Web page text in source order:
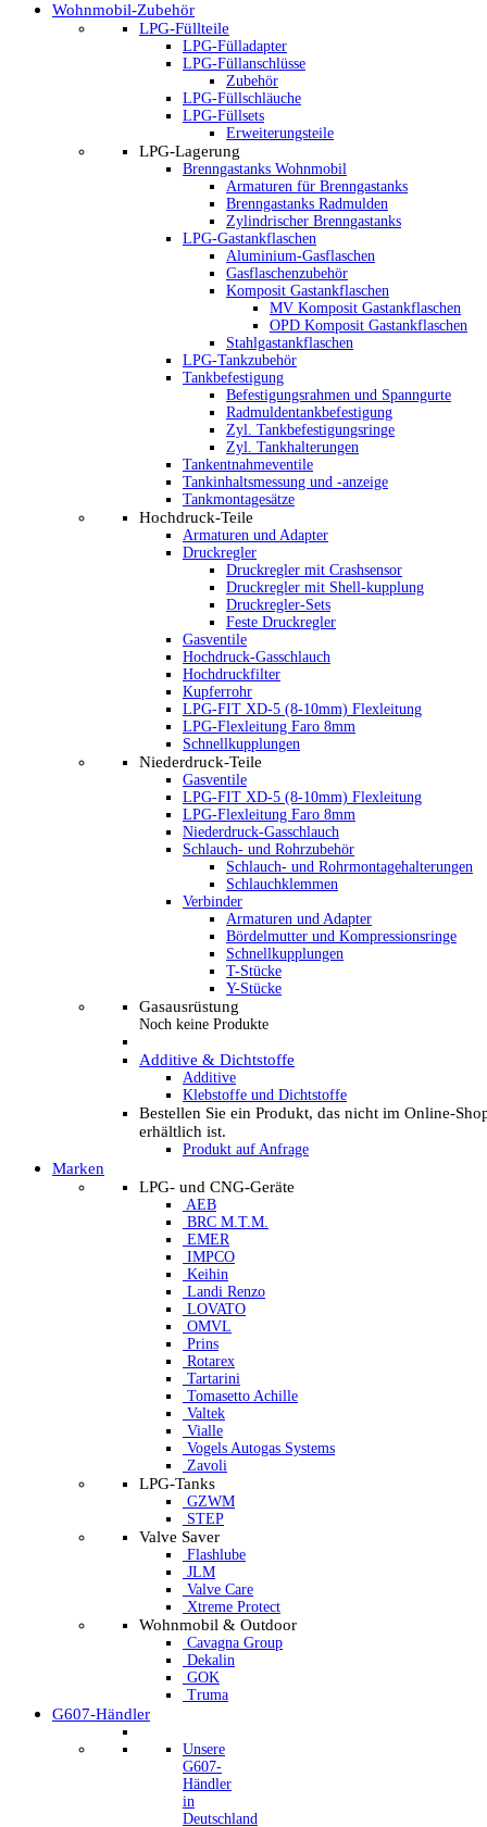
Wohnmobil-Zubehör
LPG-Füllteile
LPG-Fülladapter
LPG-Füllanschlüsse
Zubehör
LPG-Füllschläuche
LPG-Füllsets
Erweiterungsteile
LPG-Lagerung
Brenngastanks Wohnmobil
Armaturen für Brenngastanks
Brenngastanks Radmulden
Zylindrischer Brenngastanks
LPG-Gastankflaschen
Aluminium-Gasflaschen
Gasflaschenzubehör
Komposit Gastankflaschen
MV Komposit Gastankflaschen
OPD Komposit Gastankflaschen
Stahlgastankflaschen
LPG-Tankzubehör
Tankbefestigung
Befestigungsrahmen und Spanngurte
Radmuldentankbefestigung
Zyl. Tankbefestigungsringe
Zyl. Tankhalterungen
Tankentnahmeventile
Tankinhaltsmessung und -anzeige
Tankmontagesätze
Hochdruck-Teile
Armaturen und Adapter
Druckregler
Druckregler mit Crashsensor
Druckregler mit Shell-kupplung
Druckregler-Sets
Feste Druckregler
Gasventile
Hochdruck-Gasschlauch
Hochdruckfilter
Kupferrohr
LPG-FIT XD-5 (8-10mm) Flexleitung
LPG-Flexleitung Faro 8mm
Schnellkupplungen
Niederdruck-Teile
Gasventile
LPG-FIT XD-5 (8-10mm) Flexleitung
LPG-Flexleitung Faro 8mm
Niederdruck-Gasschlauch
Schlauch- und Rohrzubehör
Schlauch- und Rohrmontagehalterungen
Schlauchklemmen
Verbinder
Armaturen und Adapter
Bördelmutter und Kompressionsringe
Schnellkupplungen
T-Stücke
Y-Stücke
Gasausrüstung
Noch keine Produkte
Additive & Dichtstoffe
Additive
Klebstoffe und Dichtstoffe
Bestellen Sie ein Produkt, das nicht im Online-
erhältlich ist.
Produkt auf Anfrage
Marken
LPG- und CNG-Geräte
AEB
BRC M.T.M.
EMER
IMPCO
Keihin
Landi Renzo
LOVATO
OMVL
Prins
Rotarex
Tartarini
Tomasetto Achille
Valtek
Vialle
Vogels Autogas Systems
Zavoli
LPG-Tanks
GZWM
STEP
Valve Saver
Flashlube
JLM
Valve Care
Xtreme Protect
Wohnmobil & Outdoor
Cavagna Group
Dekalin
GOK
Truma
G607-Händler
Unsere
G607-
Händler
in
Deutschland